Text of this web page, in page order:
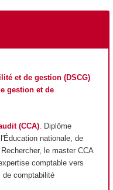
et de gestion (DSCG)
gestion et de
(CCA). Diplôme
nationale, de
le master CCA
comptable vers
de comptabilité